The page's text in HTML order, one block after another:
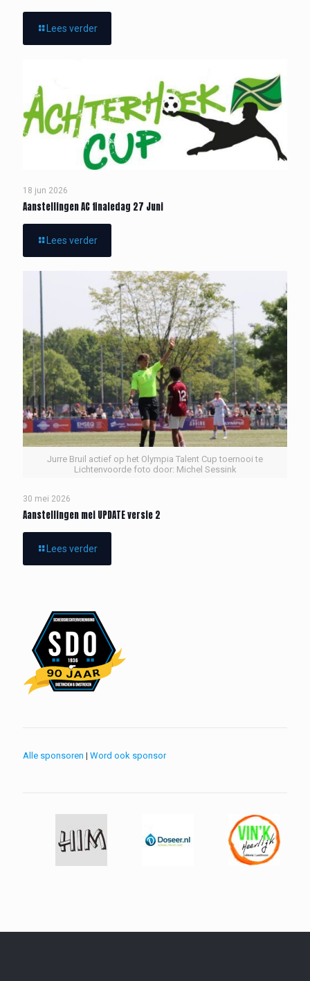
Lees verder
18 jun 2026
Aanstellingen AC finaledag 27 Juni
Lees verder
Jurre Bruil actief op het Olympia Talent Cup toernooi te
Lichtenvoorde foto door: Michel Sessink
30 mei 2026
Aanstellingen mei UPDATE versie 2
Lees verder
Alle sponsoren | Word ook sponsor